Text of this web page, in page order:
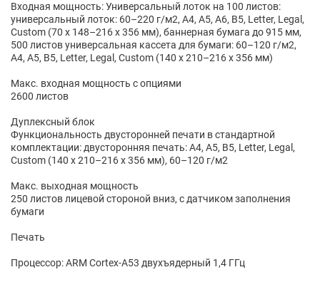
Входная мощность: Универсальный лоток на 100 листов:
универсальный лоток: 60–220 г/м2, A4, A5, A6, B5, Letter, Legal,
Custom (70 x 148–216 x 356 мм), баннерная бумага до 915 мм,
500 листов универсальная кассета для бумаги: 60–120 г/м2,
A4, A5, B5, Letter, Legal, Custom (140 x 210–216 x 356 мм)
Макс. входная мощность с опциями
2600 листов
Дуплексный блок
Функциональность двусторонней печати в стандартной
комплектации: двусторонняя печать: A4, A5, B5, Letter, Legal,
Custom (140 x 210–216 x 356 мм), 60–120 г/м2
Макс. выходная мощность
250 листов лицевой стороной вниз, с датчиком заполнения
бумаги
Печать
Процессор: ARM Cortex-A53 двухъядерный 1,4 ГГц